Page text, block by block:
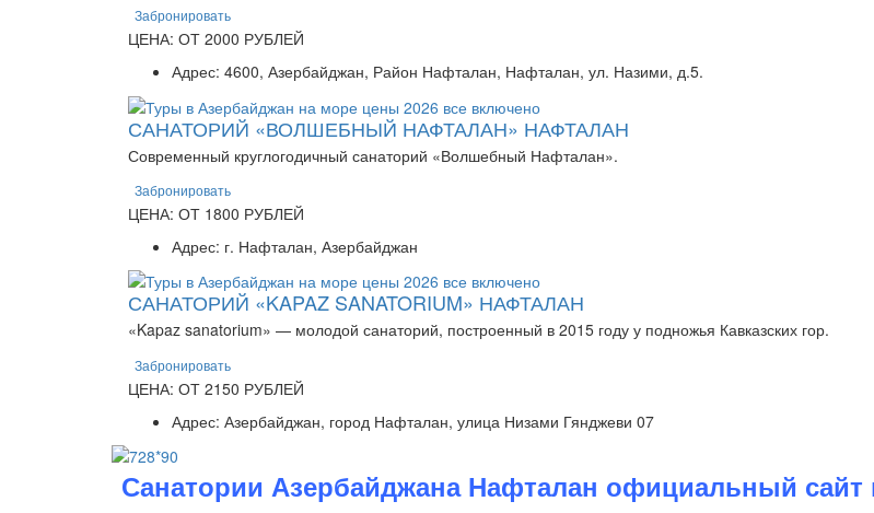
Забронировать
ЦЕНА: ОТ 2000 РУБЛЕЙ
Адрес: 4600, Азербайджан, Район Нафталан, Нафталан, ул. Назими, д.5.
САНАТОРИЙ «ВОЛШЕБНЫЙ НАФТАЛАН» НАФТАЛАН
Современный круглогодичный санаторий «Волшебный Нафталан».
Забронировать
ЦЕНА: ОТ 1800 РУБЛЕЙ
Адрес: г. Нафталан, Азербайджан
САНАТОРИЙ «KAPAZ SANATORIUM» НАФТАЛАН
«Kapaz sanatorium» — молодой санаторий, построенный в 2015 году у подножья Кавказских гор.
Забронировать
ЦЕНА: ОТ 2150 РУБЛЕЙ
Адрес: Азербайджан, город Нафталан, улица Низами Гянджеви 07
Санатории Азербайджана Нафталан официальный сайт